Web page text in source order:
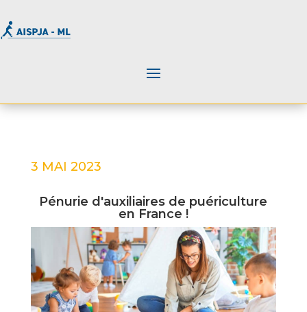
3 MAI 2023
Pénurie d'auxiliaires de puériculture
en France !